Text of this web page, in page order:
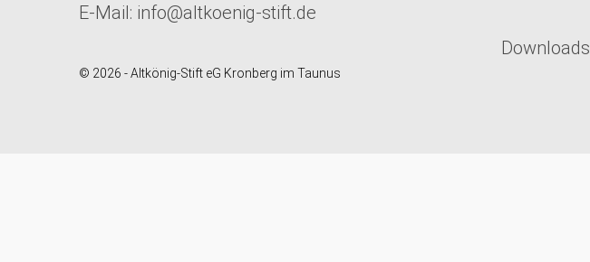
E-Mail: info@altkoenig-stift.de
Downloads
© 2026 - Altkönig-Stift eG Kronberg im Taunus